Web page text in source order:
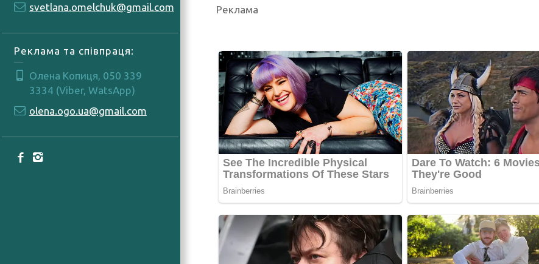
svetlana.omelchuk@gmail.com
Реклама та співпраця:
Олена Копиця, 050 339
3334 (Viber, WatsApp)
olena.ogo.ua@gmail.com
Реклама